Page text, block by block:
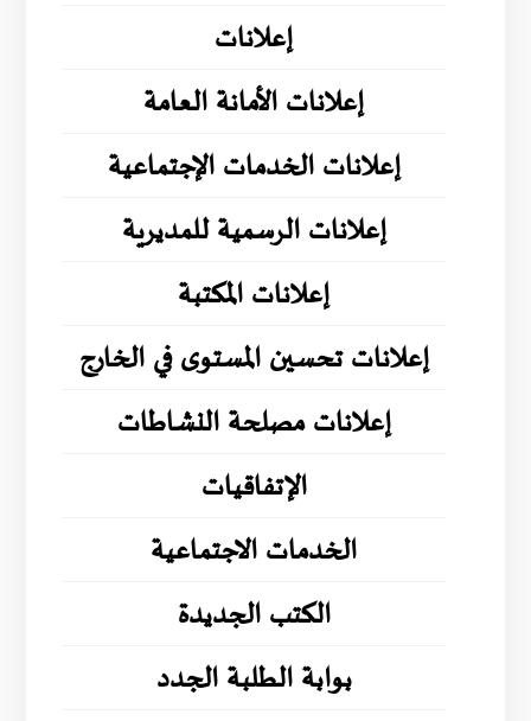
إعلانات
إعلانات الأمانة العامة
إعلانات الخدمات الإجتماعية
إعلانات الرسمية للمديرية
إعلانات المكتبة
إعلانات تحسين المستوى في الخارج
إعلانات مصلحة النشاطات
الإتفاقيات
الخدمات الاجتماعية
الكتب الجديدة
بوابة الطلبة الجدد